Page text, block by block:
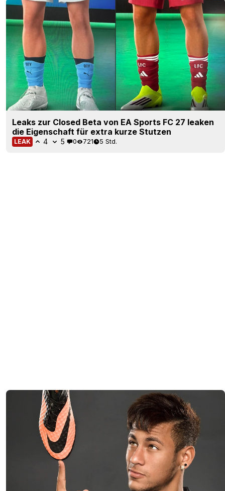
Leaks zur Closed Beta von EA Sports FC 27 leaken
die Eigenschaft für extra kurze Stutzen
LEAK 4 5 0 721 5 Std.